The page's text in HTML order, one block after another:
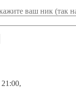
ваш ник (так
,